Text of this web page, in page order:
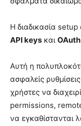
Η διαδικασία setup
API keys και
Αυτή η
ασφαλείς
χρήστες να
permissions,
να εγκαθίστανται